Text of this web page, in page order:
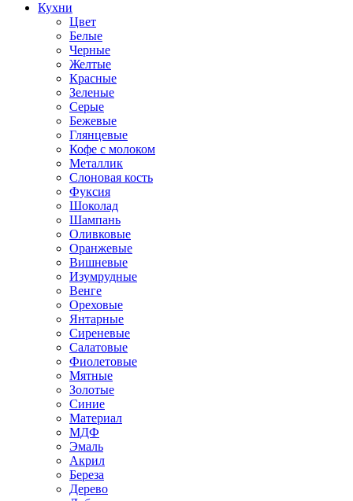
Кухни
Цвет
Белые
Черные
Желтые
Красные
Зеленые
Серые
Бежевые
Глянцевые
Кофе с молоком
Металлик
Слоновая кость
Фуксия
Шоколад
Шампань
Оливковые
Оранжевые
Вишневые
Изумрудные
Венге
Ореховые
Янтарные
Сиреневые
Салатовые
Фиолетовые
Мятные
Золотые
Синие
Материал
МДФ
Эмаль
Акрил
Береза
Дерево